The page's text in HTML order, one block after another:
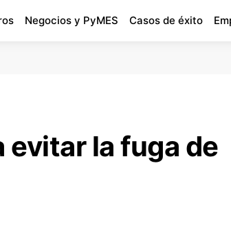
Negocios y PyMES Casos de éxito
evitar la fuga de